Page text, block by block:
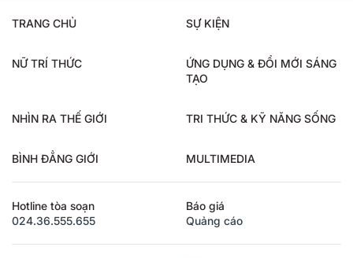
TRANG CHỦ SỰ KIỆN
NỮ TRÍ THỨC
ỨNG DỤNG & ĐỔI MỚI SÁNG
TẠO
NHÌN RA THẾ GIỚI TRI THỨC & KỸ NĂNG SỐNG
BÌNH ĐẲNG GIỚI MULTIMEDIA
Hotline tòa soạn
024.36.555.655
Báo giá
Quảng cáo